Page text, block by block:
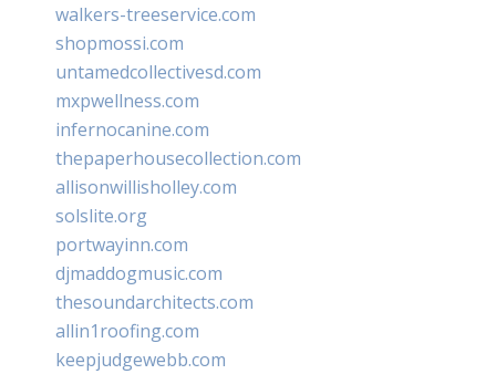
walkers-treeservice.com
shopmossi.com
untamedcollectivesd.com
mxpwellness.com
infernocanine.com
thepaperhousecollection.com
allisonwillisholley.com
solslite.org
portwayinn.com
djmaddogmusic.com
thesoundarchitects.com
allin1roofing.com
keepjudgewebb.com